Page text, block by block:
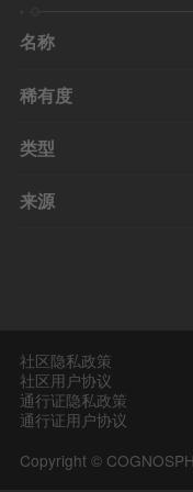
名称
稀有度
类型
来源
社区隐私政策
社区用户协议
通行证隐私政策
通行证用户协议
Copyright ©